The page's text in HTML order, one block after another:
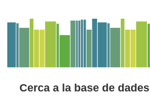
Cerca a la base de dades